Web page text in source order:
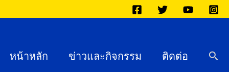
หน้าหลัก ข่าวและกิจกรรม ติดต่อ
กิ